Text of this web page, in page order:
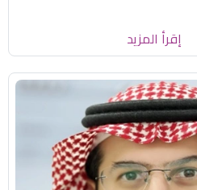
إقرأ المزيد